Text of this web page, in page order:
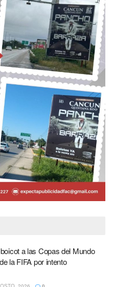
a las Copas del Mundo
la FIFA por intento